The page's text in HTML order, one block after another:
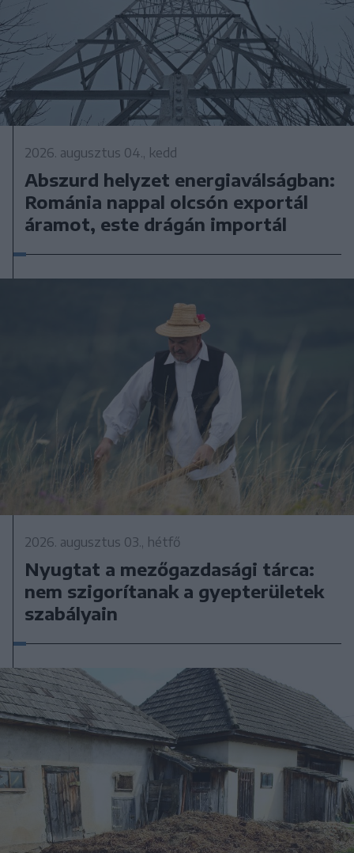
2026. augusztus 04., kedd
Abszurd helyzet energiaválságban:
Románia nappal olcsón exportál
áramot, este drágán importál
2026. augusztus 03., hétfő
Nyugtat a mezőgazdasági tárca:
nem szigorítanak a gyepterületek
szabályain